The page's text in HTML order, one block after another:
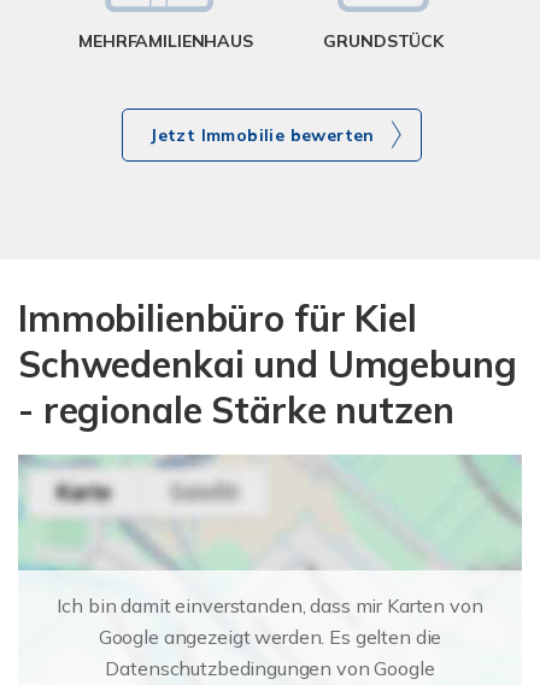
MEHRFAMILIENHAUS GRUNDSTÜCK
Jetzt Immobilie bewerten
Immobilienbüro für Kiel
Schwedenkai und Umgebung
- regionale Stärke nutzen
Ich bin damit einverstanden, dass mir Karten von
Google angezeigt werden. Es gelten die
Datenschutzbedingungen von Google